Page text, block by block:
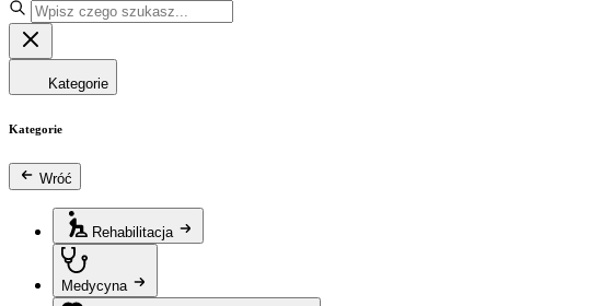
Kategorie
Kategorie
Wróć
Rehabilitacja
Medycyna